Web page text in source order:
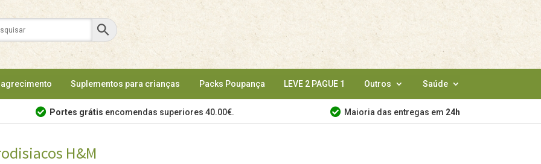
Suplementos para crianças Packs Poupança LEVE 2 PAGUE 1 Outros Saúde
Portes grátis encomendas superiores 40.00€. Maioria das entregas em 24h
H&M